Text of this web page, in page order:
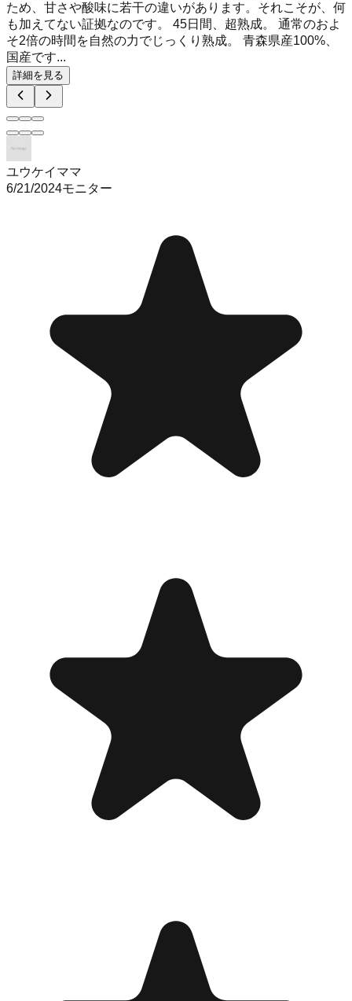
ため、甘さや酸味に若干の違いがあります。それこそが、何
も加えてない証拠なのです。 45日間、超熟成。 通常のおよ
そ2倍の時間を自然の力でじっくり熟成。 青森県産100%、
国産です...
詳細を見る
ユウケイママ
6/21/2024モニター